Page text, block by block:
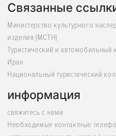
Связанные
Министерство культурного
изделия (MCTH)
Туристический и автомобильный
Иран
Национальный туристический
информация
свяжитесь с нами
Необходимые контактные